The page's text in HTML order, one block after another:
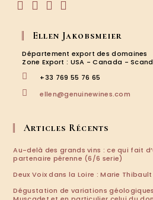
dans
un
nouvel
onglet
un
nouvel
onglet
un
nouvel
onglet
un
nouvel
onglet
Ellen Jakobsmeier
Département export des domaines
Zone Export : USA - Canada -
+33 769 55 76 65
ellen@genuinewines.com
Articles Récents
Au-delà des grands vins : ce qui fait
partenaire pérenne (6/6 serie)
Deux Voix dans la Loire : Marie
Dégustation de variations